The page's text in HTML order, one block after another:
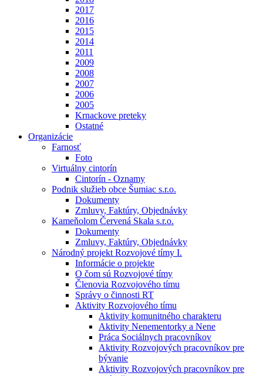
2017
2016
2015
2014
2011
2009
2008
2007
2006
2005
Krnackove preteky
Ostatné
Organizácie
Farnosť
Foto
Virtuálny cintorín
Cintorín - Oznamy
Podnik služieb obce Šumiac s.r.o.
Dokumenty
Zmluvy, Faktúry, Objednávky
Kameňolom Červená Skala s.r.o.
Dokumenty
Zmluvy, Faktúry, Objednávky
Národný projekt Rozvojové tímy I.
Informácie o projekte
O čom sú Rozvojové tímy
Členovia Rozvojového tímu
Správy o činnosti RT
Aktivity Rozvojového tímu
Aktivity komunitného charakteru
Aktivity Nenementorky a Nene
Práca Sociálnych pracovníkov
Aktivity Rozvojových pracovníkov pre
bývanie
Aktivity Rozvojových pracovníkov pre